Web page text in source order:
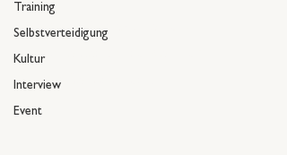
Training
Selbstverteidigung
Kultur
Interview
Event
Szenarien, Reflexionen und
kritische Betrachtungen zum
Thema Selbstschutz.